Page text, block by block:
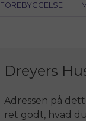
FOREBYGGELSE
Dreyers
Adressen på
ret godt, hvad